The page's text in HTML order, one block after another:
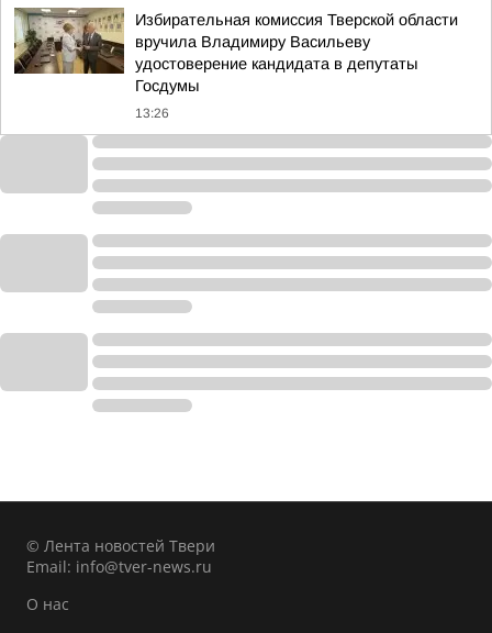
Избирательная комиссия Тверской области
вручила Владимиру Васильеву
удостоверение кандидата в депутаты
Госдумы
13:26
© Лента новостей Твери
Email: info@tver-news.ru
О нас